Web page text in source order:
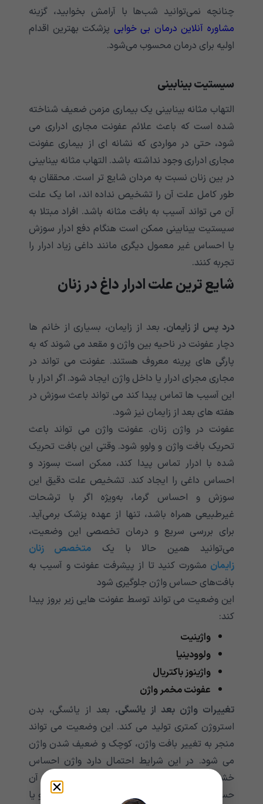
چنانچه نمی‌توانید شب‌ها با آرامش بخوابید، گزینه
مشاوره آنلاین درمان بی خوابی پزشکت بهترین اقدام
اولیه برای درمان محسوب می‌شود.
سیستیت بینابینی
التهاب مثانه بینابینی یک بیماری مزمن ضعیف شناخته
شده است که باعث علائم عفونت مجاری ادراری می
شود، حتی در مواردی که نشانه ای از بیماری عفونت
مجاری ادراری وجود نداشته باشد. التهاب مثانه بینابینی
در بین زنان نسبت به مردان شایع تر است. محققان به
طور کامل علت آن را تشخیص نداده اند، اما یک علت
آن می تواند آسیب به بافت مثانه باشد. افراد مبتلا به
سیستیت بینابینی ممکن است هنگام دفع ادرار سوزش
یا احساس غیر معمول دیگری مانند داغی زیاد ادرار را
تجربه کنند.
شایع ترین علت ادرار داغ در زنان
درد پس از زایمان. بعد از زایمان، بسیاری از خانم ها
دچار عفونت در ناحیه بین واژن و مقعد می شوند که به
پارگی های پرینه معروف هستند. عفونت می تواند در
مجاری مجرای ادرار یا داخل واژن ایجاد شود. اگر ادرار با
این آسیب ها تماس پیدا کند می تواند باعث سوزش در
هفته های بعد از زایمان نیز شود.
عفونت در واژن زنان. عفونت واژن می تواند باعث
تحریک بافت واژن و ولوو شود. وقتی این بافت تحریک
شده با ادرار تماس پیدا کند، ممکن است بسوزد و
احساس داغی را ایجاد کند. تشخیص علت دقیق این
سوزش و احساس گرما، به‌ویژه اگر با ترشحات
غیرطبیعی همراه باشد، تنها از عهده پزشک برمی‌آید.
برای بررسی سریع و درمان تخصصی این وضعیت،
می‌توانید همین حالا با یک متخصص زنان
زایمان مشورت کنید تا از پیشرفت عفونت و آسیب به
بافت‌های حساس واژن جلوگیری شود
این وضعیت می تواند توسط عفونت هایی زیر بروز پیدا
کند:
واژینیت
ولوودینیا
واژینوز باکتریال
عفونت مخمر واژن
تغییرات واژن بعد از یائسگی. بعد از یائسگی، بدن
استروژن کمتری تولید می کند. این وضعیت می تواند
منجر به تغییر بافت واژن، کوچک و ضعیف شدن واژن
می شود. در این شرایط احتمال دارد واژن احساس
خشکی کند و پوست و سایر بافت های اطراف آن
حساس شوند. در این شرایط با تماس ادرار با واژن و یا